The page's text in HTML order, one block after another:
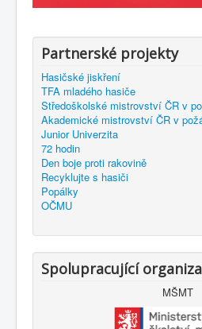
Partnerské projekty
Hasičské jiskření
TFA mladého hasiče
Středoškolské mistrovství ČR v
Akademické mistrovství ČR v
Junior Univerzita
72 hodin
Den boje proti rakovině
Recyklujte s hasiči
Popálky
OČMU
Spolupracující
MŠMT